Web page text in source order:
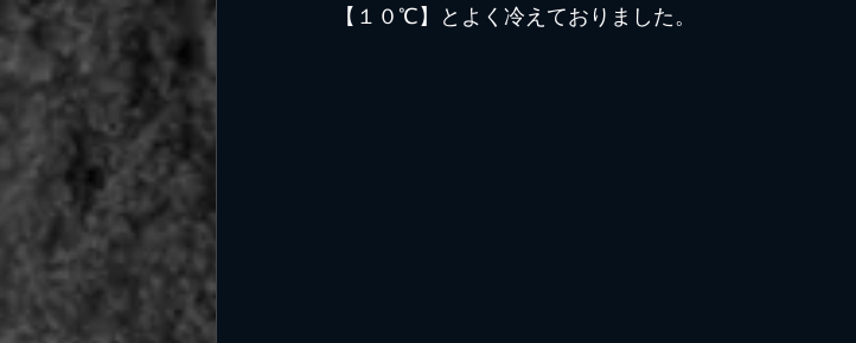
【１０℃】とよく冷えておりました。